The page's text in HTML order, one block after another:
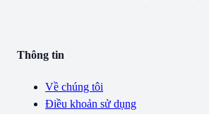
Thông tin
Về chúng tôi
Điều khoản sử dụng